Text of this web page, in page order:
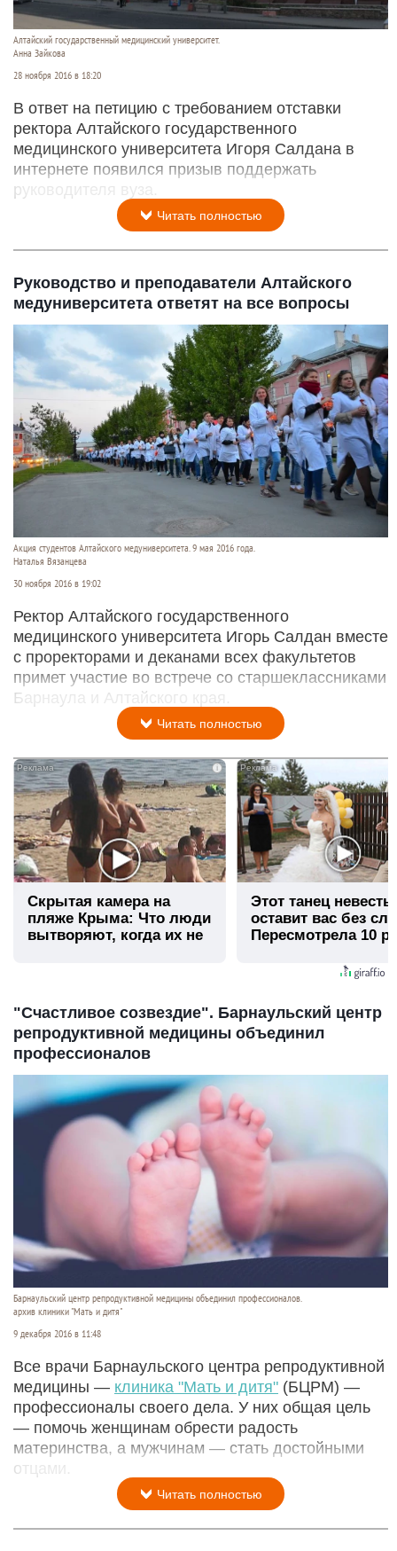
Алтайский государственный медицинский университет.
Анна Зайкова
28 ноября 2016 в 18:20
В ответ на петицию с требованием отставки
ректора Алтайского государственного
медицинского университета Игоря Салдана в
интернете появился призыв поддержать
руководителя вуза.
Читать полностью
Руководство и преподаватели Алтайского
медуниверситета ответят на все вопросы
Акция студентов Алтайского медуниверситета. 9 мая 2016 года.
Наталья Вязанцева
30 ноября 2016 в 19:02
Ректор Алтайского государственного
медицинского университета Игорь Салдан вместе
с проректорами и деканами всех факультетов
примет участие во встрече со старшеклассниками
Барнаула и Алтайского края.
Читать полностью
i
Скрытая камера на
пляже Крыма: Что люди
вытворяют, когда их не
Этот танец невесты
оставит вас без
Пересмотрела 10
"Счастливое созвездие". Барнаульский центр
репродуктивной медицины объединил
профессионалов
Барнаульский центр репродуктивной медицины объединил профессионалов.
архив клиники "Мать и дитя"
9 декабря 2016 в 11:48
Все врачи Барнаульского центра репродуктивной
медицины — клиника "Мать и дитя" (БЦРМ) —
профессионалы своего дела. У них общая цель
— помочь женщинам обрести радость
материнства, а мужчинам — стать достойными
отцами.
Читать полностью